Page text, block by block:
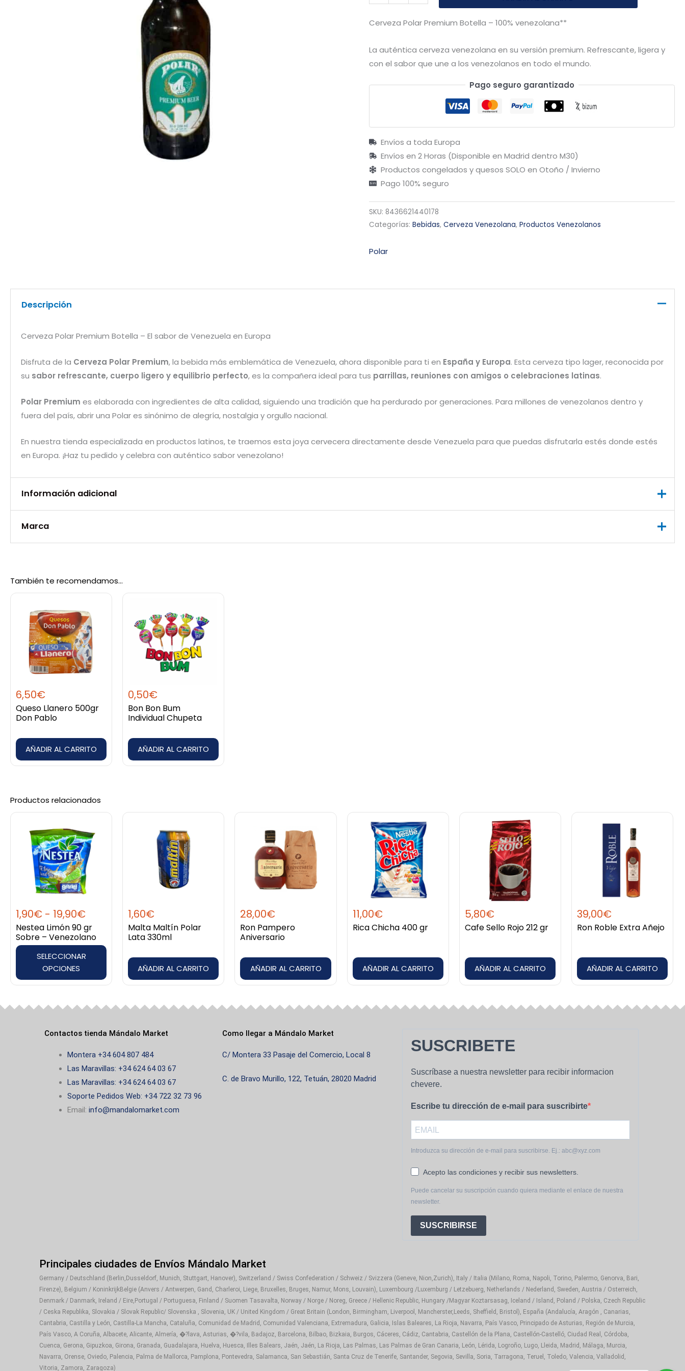
Cerveza Polar Premium Botella – 100% venezolana**
La auténtica cerveza venezolana en su versión premium. Refrescante, ligera y
con el sabor que une a los venezolanos en todo el mundo.
Pago seguro garantizado
Envíos a toda Europa
Envíos en 2 Horas (Disponible en Madrid dentro M30)
Productos congelados y quesos SOLO en Otoño / Invierno
Pago 100% seguro
SKU: 8436621440178
Categorías:Bebidas,Cerveza Venezolana,Productos Venezolanos
Polar
Descripción
Cerveza Polar Premium Botella – El sabor de Venezuela en Europa
Disfruta de la Cerveza Polar Premium, la bebida más emblemática de Venezuela, ahora disponible para ti en España y Europa. Esta cerveza tipo lager, reconocida por
su sabor refrescante, cuerpo ligero y equilibrio perfecto, es la compañera ideal para tus parrillas, reuniones con amigos o celebraciones latinas.
Polar Premium es elaborada con ingredientes de alta calidad, siguiendo una tradición que ha perdurado por generaciones. Para millones de venezolanos dentro y
fuera del país, abrir una Polar es sinónimo de alegría, nostalgia y orgullo nacional.
En nuestra tienda especializada en productos latinos, te traemos esta joya cervecera directamente desde Venezuela para que puedas disfrutarla estés donde estés
en Europa. ¡Haz tu pedido y celebra con auténtico sabor venezolano!
Información adicional
Peso
Marca
Polar
También te recomendamos…
6,50€
Queso Llanero 500gr
Don Pablo
AÑADIR AL CARRITO
0,50€
Bon Bon Bum
Individual Chupeta
AÑADIR AL CARRITO
Productos relacionados
1,90€ - 19,90€
Rango
de
precios:
desde
1,90€
hasta
19,90€
Nestea Limón 90 gr
Sobre – Venezolano
SELECCIONAR
OPCIONES
Este
producto
múltiples
variantes.
se
pueden
elegir
página
producto
1,60€
Malta Maltín Polar
Lata 330ml
AÑADIR AL CARRITO
28,00€
Ron Pampero
Aniversario
AÑADIR AL CARRITO
11,00€
Rica Chicha 400 gr
AÑADIR AL CARRITO
5,80€
Cafe Sello Rojo 212 gr
AÑADIR AL CARRITO
39,00€
Ron Roble Extra Añejo
AÑADIR AL CARRITO
Contactos tienda Mándalo Market
Montera +34 604 807 484
Las Maravillas: +34 624 64 03 67
Las Maravillas: +34 624 64 03 67
Soporte Pedidos Web: +34 722 32 73 96
Email:info@mandalomarket.com
Como llegar a Mándalo Market
C/ Montera 33 Pasaje del Comercio, Local 8
C. de Bravo Murillo, 122, Tetuán, 28020 Madrid
SUSCRIBETE
Suscríbase a nuestra newsletter para recibir informacion
chevere.
Escribe tu dirección de e-mail para suscribirte
Introduzca su dirección de e-mail para suscribirse. Ej.: abc@xyz.com
Acepto las condiciones y recibir sus newsletters.
Puede cancelar su suscripción cuando quiera mediante el enlace de nuestra
newsletter.
SUSCRIBIRSE
Principales ciudades de Envíos Mándalo Market
Germany / Deutschland (Berlin,Dusseldorf, Munich, Stuttgart, Hanover), Switzerland / Swiss Confederation / Schweiz / Svizzera (Geneve, Nion,Zurich), Italy / Italia (Milano, Roma, Napoli, Torino, Palermo, Genorva, Bari,
Firenze), Belgium / KoninkrijkBelgie (Anvers / Antwerpen, Gand, Charleroi, Liege, Bruxelles, Bruges, Namur, Mons, Louvain), Luxembourg /Luxemburg / Letzebuerg, Netherlands / Nederland, Sweden, Austria / Osterreich,
Denmark / Danmark, Ireland / Eire,Portugal / Portuguesa, Finland / Suomen Tasavalta, Norway / Norge / Noreg, Greece / Hellenic Republic, Hungary /Magyar Koztarsasag, Iceland / Island, Poland / Polska, Czech Republic
/ Ceska Republika, Slovakia / Slovak Republic/ Slovenska , Slovenia, UK / United Kingdom / Great Britain (London, Birmingham, Liverpool, Mancherster,Leeds, Sheffield, Bristol), España (Andalucía, Aragón , Canarias,
Cantabria, Castilla y León, Castilla-La Mancha, Cataluña, Comunidad de Madrid, Comunidad Valenciana, Extremadura, Galicia, Islas Baleares, La Rioja, Navarra, País Vasco, Principado de Asturias, Región de Murcia,
País Vasco, A Coruña, Albacete, Alicante, Almería, �?lava, Asturias, �?vila, Badajoz, Barcelona, Bilbao, Bizkaia, Burgos, Cáceres, Cádiz, Cantabria, Castellón de la Plana, Castellón-Castelló, Ciudad Real, Córdoba,
Cuenca, Gerona, Gipuzkoa, Girona, Granada, Guadalajara, Huelva, Huesca, Illes Balears, Jaén, Jaén, La Rioja, Las Palmas, Las Palmas de Gran Canaria, León, Lérida, Logroño, Lugo, Lleida, Madrid, Málaga, Murcia,
Navarra, Orense, Oviedo, Palencia, Palma de Mallorca, Pamplona, Pontevedra, Salamanca, San Sebastián, Santa Cruz de Tenerife, Santander, Segovia, Sevilla, Soria, Tarragona, Teruel, Toledo, Valencia, Valladolid,
Vitoria, Zamora, Zaragoza)